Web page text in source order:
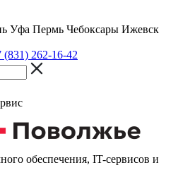
Уфа Пермь Чебоксары Ижевск
(831) 262-16-42
обеспечения, IT-сервисов и